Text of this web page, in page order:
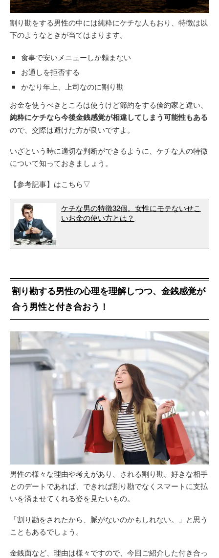
割り勘をする男性の中には純粋にケチな人もおり、特徴は以
下のようなときが当てはまります。
食事で安いメニューしか頼まない
お通しを拒否する
かなり年上、上司なのに割り勘
お金を使うべきところは使うけど節約をする倹約家と違い、
純粋にケチなら今後金銭感覚が相違してしまう可能性もある
ので、交際は避けた方が良いですよ。
いざという時に適切な判断ができるように、ケチな人の特徴
について知っておきましょう。
【参考記事】はこちら▽
ケチな男の特徴32個。女性にモテないせこ
いお金の使い方とは？
割り勘する男性の心理を理解しつつ、金銭感覚が
合う男性と付き合おう！
男性の様々な理由や考えがあり、される割り勘。好きな相手
とのデートであれば、できれば割り勘でなくスマートに支払
いを済ませてくれる姿を見たいもの。
「割り勘をされたから、脈がないのかもしれない。」と思う
こともあるでしょう。
金銭面など、理由は様々ですので、今回ご紹介した付き合っ